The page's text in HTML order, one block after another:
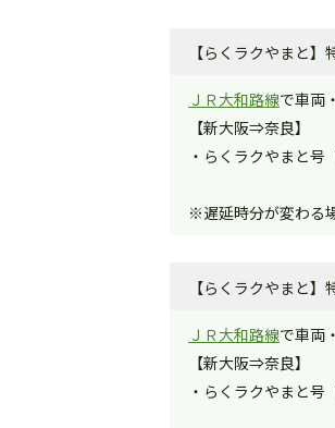
【らくラクやまと
ＪＲ大和路線で車両
【新大阪⇒奈良】
・らくラクやまと
※遅延時分が変わる
【らくラクやまと
ＪＲ大和路線で車両
【新大阪⇒奈良】
・らくラクやまと